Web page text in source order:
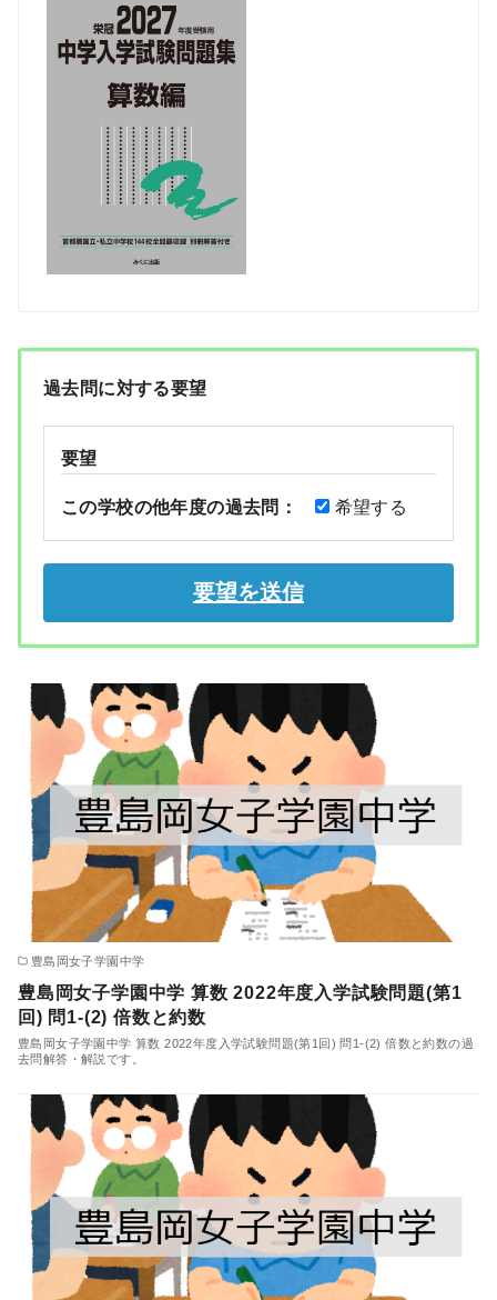
過去問に対する要望
要望
この学校の他年度の過去問： 希望する
豊島岡女子学園中学
豊島岡女子学園中学 算数 2022年度入学試験問題(第1
回) 問1-(2) 倍数と約数
豊島岡女子学園中学 算数 2022年度入学試験問題(第1回) 問1-(2) 倍数と約数の過
去問解答・解説です。